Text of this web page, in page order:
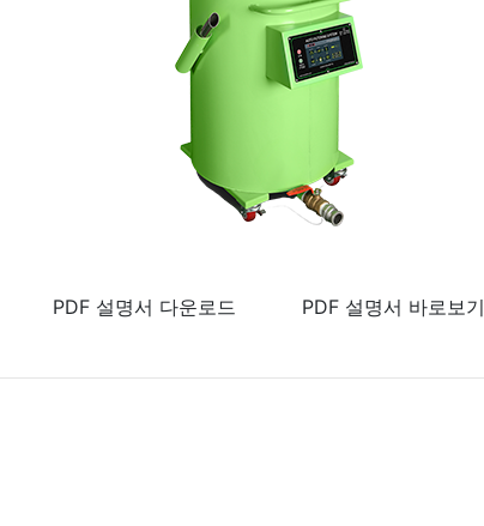
PDF 설명서 다운로드 PDF 설명서 바로보기